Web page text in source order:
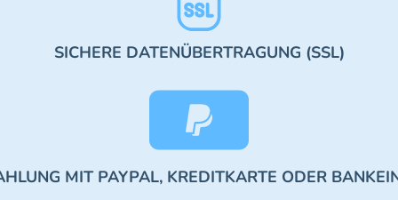
SICHERE DATENÜBERTRAGUNG (SSL)
MIT PAYPAL, KREDITKARTE ODER